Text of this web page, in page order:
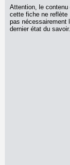
Attention, le contenu
cette fiche ne reflète
pas nécessairement
dernier état du savoir.